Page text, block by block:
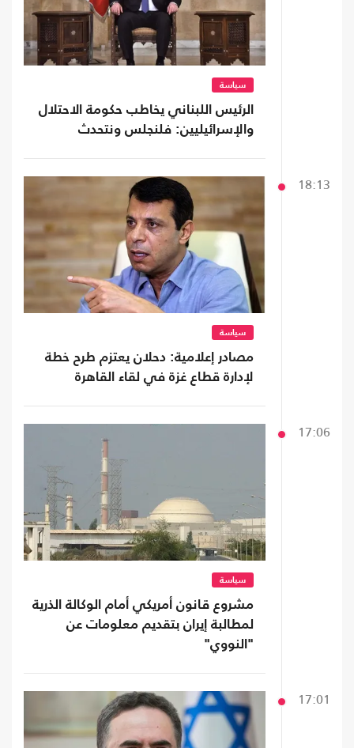
سياسة
الرئيس اللبناني يخاطب حكومة الاحتلال
والإسرائيليين: فلنجلس ونتحدث
18:13
سياسة
مصادر إعلامية: دحلان يعتزم طرح خطة
لإدارة قطاع غزة في لقاء القاهرة
17:06
سياسة
مشروع قانون أمريكي أمام الوكالة الذرية
لمطالبة إيران بتقديم معلومات عن
"النووي"
17:01